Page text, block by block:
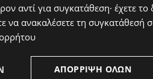
αντί για συγκατάθεση· έχετε το
να ανακαλέσετε τη συγκατάθεσή
ΑΠΌΡΡΙΨΗ ΌΛΩΝ